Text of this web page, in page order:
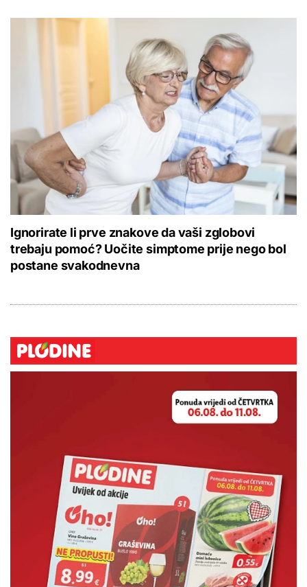
Ignorirate li prve znakove da vaši zglobovi
trebaju pomoć? Uočite simptome prije nego bol
postane svakodnevna